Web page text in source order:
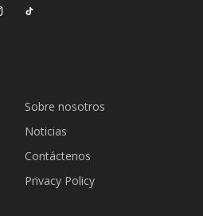
Sobre nosotros
Noticias
Contáctenos
Privacy Policy